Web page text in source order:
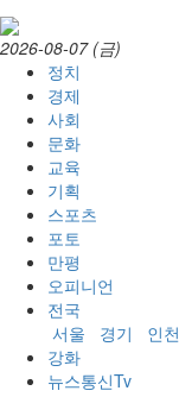
2026-08-07 (금)
정치
경제
사회
문화
교육
기획
스포츠
포토
만평
오피니언
전국
서울
경기 인천
강화
뉴스통신Tv